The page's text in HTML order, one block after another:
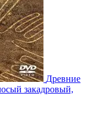
Древние
закадровый,